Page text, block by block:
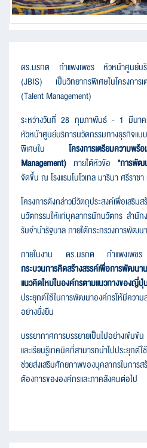
ดร.มรกต กำแพงเพชร หัวหน้าศูนย์บริ
(JBIS) เป็นวิทยากรพิเศษในโครงการเ
(Talent Management)
ระหว่างวันที่ 28 กุมภาพันธ์ - 1 มีนา
หัวหน้าศูนย์บริการนวัตกรรมทางธุรกิจ
พิเศษใน โครงการเตรียมความ
Management) ภายใต้หัวข้อ "การพัฒ
จัดขึ้น ณ โรงแรมโนโวเทล มารินา ศรีราช
โครงการดังกล่าวมีวัตถุประสงค์เพื่อเสริ
นวัตกรรมให้แก่บุคลากรนักนวัตกร สำนัก
รับจำนำรัฐบาล ภายใต้กระทรวงการพัฒ
ภายในงาน ดร.มรกต กำแพงเพชร
กระบวนการคิดสร้างสรรค์เพื่อการพัฒนา
แนวคิดใหม่ในองค์กรตามแนวทางของญี่ปุ่
ประยุกต์ใช้ในการพัฒนาองค์กรให้มีความ
อย่างยั่งยืน
บรรยากาศการบรรยายเป็นไปอย่างเข้มข้
และเรียนรู้เทคนิคที่สามารถนำไปประยุกต์
ช่วยส่งเสริมศักยภาพของบุคลากรในการ
ต้องการขององค์กรและภาคสังคมต่อไป